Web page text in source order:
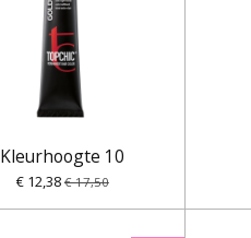
Kleurhoogte 10
€ 12,38 € 17,50